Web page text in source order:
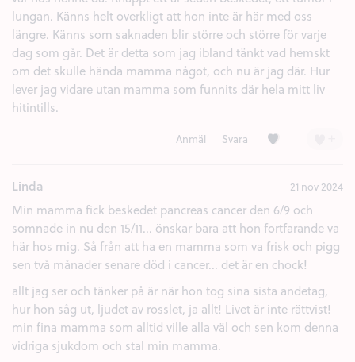
lungan. Känns helt overkligt att hon inte är här med oss
längre. Känns som saknaden blir större och större för varje
dag som går. Det är detta som jag ibland tänkt vad hemskt
om det skulle hända mamma något, och nu är jag där. Hur
lever jag vidare utan mamma som funnits där hela mitt liv
hitintills.
Anmäl Svara Kärlek (2)
Linda 21 nov 2024
Min mamma fick beskedet pancreas cancer den 6/9 och
somnade in nu den 15/11... önskar bara att hon fortfarande va
här hos mig. Så från att ha en mamma som va frisk och pigg
sen två månader senare död i cancer... det är en chock!
allt jag ser och tänker på är när hon tog sina sista andetag,
hur hon såg ut, ljudet av rosslet, ja allt! Livet är inte rättvist!
min fina mamma som alltid ville alla väl och sen kom denna
vidriga sjukdom och stal min mamma.